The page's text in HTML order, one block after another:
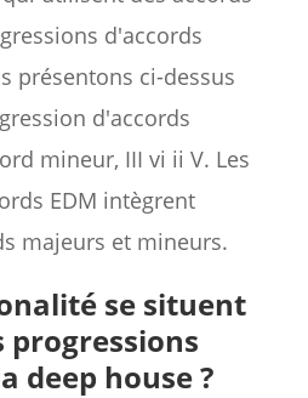
d'accords
présentons ci-dessus
d'accords
mineur, III vi ii V. Les
EDM intègrent
majeurs et mineurs.
se situent
progressions
deep house ?